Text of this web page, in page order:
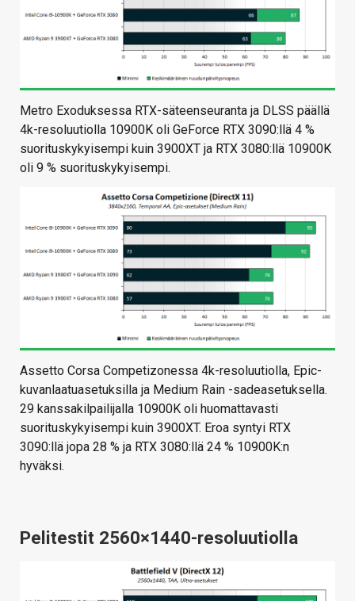
Metro Exoduksessa RTX-säteenseuranta ja DLSS päällä
4k-resoluutiolla 10900K oli GeForce RTX 3090:llä 4 %
suorituskykyisempi kuin 3900XT ja RTX 3080:llä 10900K
oli 9 % suorituskykyisempi.
Assetto Corsa Competizonessa 4k-resoluutiolla, Epic-
kuvanlaatuasetuksilla ja Medium Rain -sadeasetuksella.
29 kanssakilpailijalla 10900K oli huomattavasti
suorituskykyisempi kuin 3900XT. Eroa syntyi RTX
3090:llä jopa 28 % ja RTX 3080:llä 24 % 10900K:n
hyväksi.
Pelitestit 2560×1440-resoluutiolla